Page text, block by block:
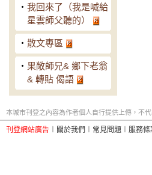
‧ 我回來了（我是喊給
星雲師父聽的）
‧ 散文專區
‧ 果敞師兄& 鄉下老翁
& 轉貼 偈語
本城市刊登之內容為作者個人自行提供上傳，不代
刊登網站廣告 關於我們 常見問題 服務條